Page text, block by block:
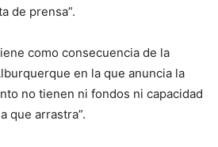
de prensa”.
como consecuencia de la
en la que anuncia la
no tienen ni fondos ni capacidad
que arrastra”.